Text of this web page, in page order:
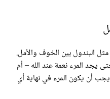
البندول بين الخوف والأمل.
يجد المرء نعمة عند الله – أم
أن يكون المرء في نهاية أي